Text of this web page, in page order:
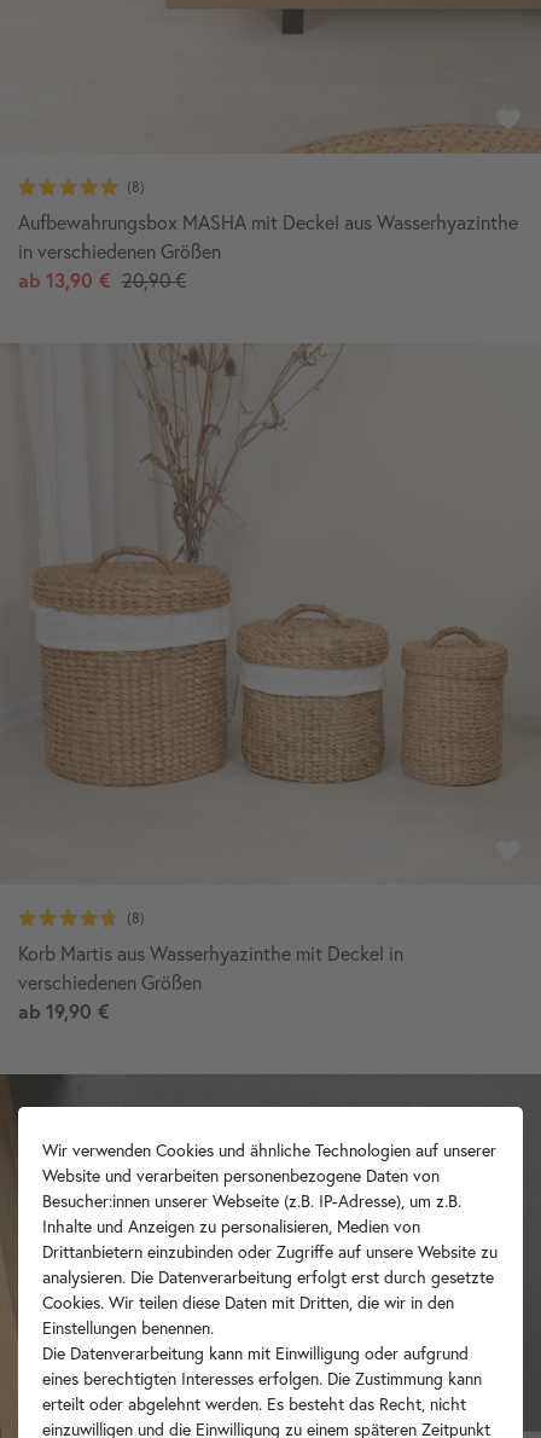
Aufbewahrungsbox MASHA mit Deckel aus Wasserhyazinthe
in verschiedenen Größen
ab 13,90 € 20,90 €
Korb Martis aus Wasserhyazinthe mit Deckel in
verschiedenen Größen
ab 19,90 €
Wir verwenden Cookies und ähnliche Technologien auf unserer
Website und verarbeiten personenbezogene Daten von
Besucher:innen unserer Webseite (z.B. IP-Adresse), um z.B.
Inhalte und Anzeigen zu personalisieren, Medien von
Drittanbietern einzubinden oder Zugriffe auf unsere Website zu
analysieren. Die Datenverarbeitung erfolgt erst durch gesetzte
Cookies. Wir teilen diese Daten mit Dritten, die wir in den
Einstellungen benennen.
Die Datenverarbeitung kann mit Einwilligung oder aufgrund
eines berechtigten Interesses erfolgen. Die Zustimmung kann
erteilt oder abgelehnt werden. Es besteht das Recht, nicht
einzuwilligen und die Einwilligung zu einem späteren Zeitpunkt